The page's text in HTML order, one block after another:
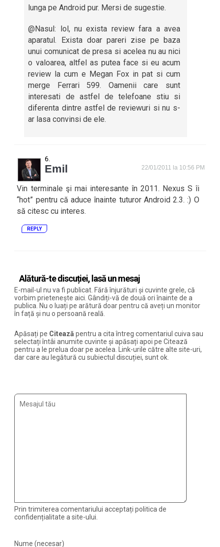
lunga pe Android pur. Mersi de sugestie.
@Nasul: lol, nu exista review fara a avea
aparatul. Exista doar pareri zise pe baza
unui comunicat de presa si acelea nu au nici
o valoarea, altfel as putea face si eu acum
review la cum e Megan Fox in pat si cum
merge Ferrari 599. Oamenii care sunt
interesati de astfel de telefoane stiu si
diferenta dintre astfel de reviewuri si nu s-
ar lasa convinsi de ele.
Emil 22/01/2011 la 10:56 PM
Vin terminale şi mai interesante în 2011. Nexus S îi
“hot” pentru că aduce înainte tuturor Android 2.3. :) O
să citesc cu interes.
REPLY
Alătură-te discuției, lasă un mesaj
E-mail-ul nu va fi publicat. Fără înjurături și cuvinte grele, că
vorbim prietenește aici. Gândiți-vă de două ori înainte de a
publica. Nu o luați pe arătură doar pentru că aveți un monitor
în față și nu o persoană reală.
Apăsați pe Citează pentru a cita întreg comentariul cuiva sau
selectați întâi anumite cuvinte și apăsați apoi pe Citează
pentru a le prelua doar pe acelea. Link-urile către alte site-uri,
dar care au legătură cu subiectul discuției, sunt ok.
Prin trimiterea comentariului acceptați politica de
confidențialitate a site-ului.
Nume (necesar)